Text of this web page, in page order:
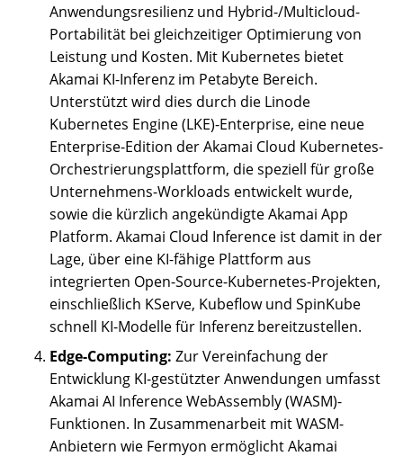
Anwendungsresilienz und Hybrid-/Multicloud-
Portabilität bei gleichzeitiger Optimierung von
Leistung und Kosten. Mit Kubernetes bietet
Akamai KI-Inferenz im Petabyte Bereich.
Unterstützt wird dies durch die Linode
Kubernetes Engine (LKE)-Enterprise, eine neue
Enterprise-Edition der Akamai Cloud Kubernetes-
Orchestrierungsplattform, die speziell für große
Unternehmens-Workloads entwickelt wurde,
sowie die kürzlich angekündigte Akamai App
Platform. Akamai Cloud Inference ist damit in der
Lage, über eine KI-fähige Plattform aus
integrierten Open-Source-Kubernetes-Projekten,
einschließlich KServe, Kubeflow und SpinKube
schnell KI-Modelle für Inferenz bereitzustellen.
Edge-Computing: Zur Vereinfachung der
Entwicklung KI-gestützter Anwendungen umfasst
Akamai AI Inference WebAssembly (WASM)-
Funktionen. In Zusammenarbeit mit WASM-
Anbietern wie Fermyon ermöglicht Akamai